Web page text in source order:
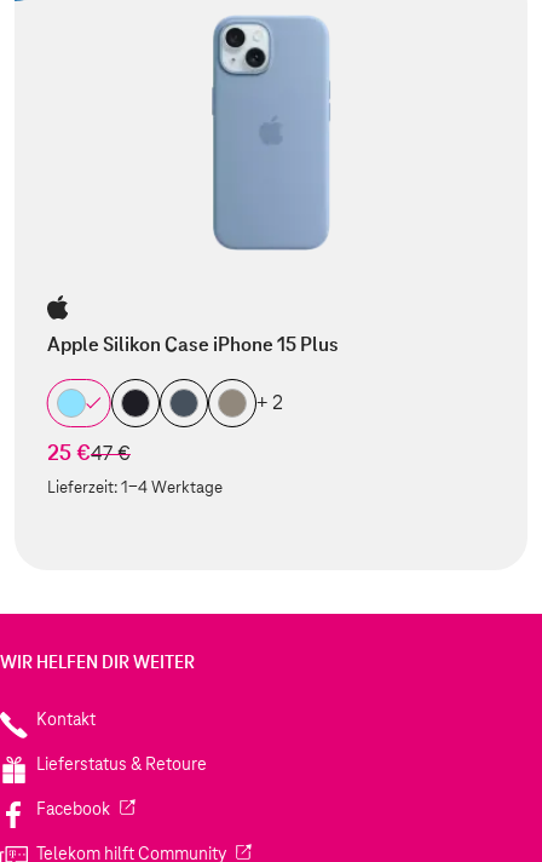
Apple Silikon Case iPhone 15 Plus
+ 2
25 €statt
47 €
Lieferzeit:1-4 Werktage
WIR HELFEN DIR WEITER
Kontakt
Lieferstatus & Retoure
Facebook(Wird in einem neuen Tab geöffnet)
Telekom hilft Community(Wird in einem neuen Tab geöffnet)